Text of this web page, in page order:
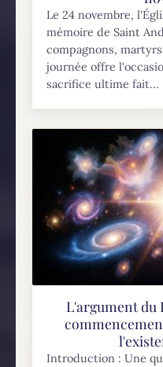
Le 24 novembre,
mémoire de Saint
compagnons,
journée offre
sacrifice ultime fait...
L'argument du
Introduction : Une